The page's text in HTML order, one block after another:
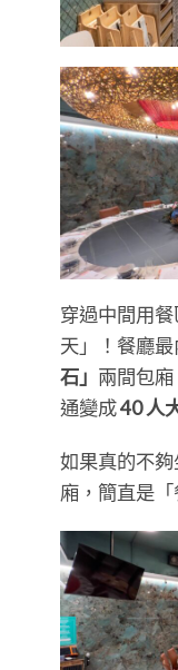
穿過中間用
天」！餐廳
石」 兩間包
通變成40 人
如果真的不
廂，簡直是「